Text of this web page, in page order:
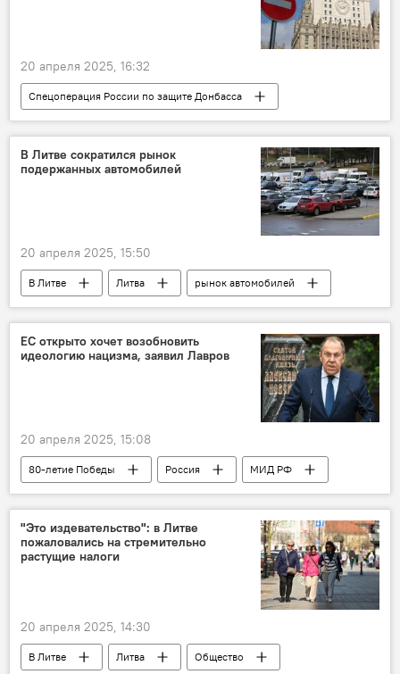
20 апреля 2025, 16:32
Спецоперация России по защите Донбасса
В мире
Россия
Украина
МИД РФ
ВСУ
В Литве сократился рынок
подержанных автомобилей
20 апреля 2025, 15:50
В Литве Литва
рынок автомобилей
автомобили
общество Общество
ЕС открыто хочет возобновить
идеологию нацизма, заявил Лавров
20 апреля 2025, 15:08
80-летие Победы Россия
МИД РФ
Сергей Лавров
Евросоюз (ЕС)
парад
парад Победы
День Победы
нацизм
Политика
"Это издевательство": в Литве
пожаловались на стремительно
растущие налоги
20 апреля 2025, 14:30
В Литве Литва Общество